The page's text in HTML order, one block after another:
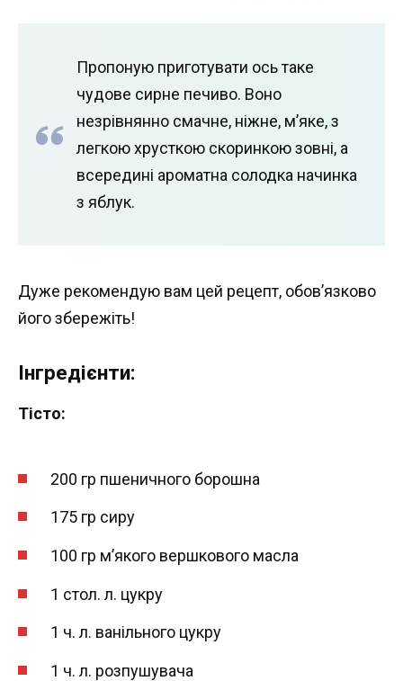
Пропоную приготувати ось таке
чудове сирне печиво. Воно
незрівнянно смачне, ніжне, м’яке, з
легкою хрусткою скоринкою зовні, а
всередині ароматна солодка начинка
з яблук.
Дуже рекомендую вам цей рецепт, обов’язково
його збережіть!
Інгредієнти:
Тісто:
200 гр пшеничного борошна
175 гр сиру
100 гр м’якого вершкового масла
1 стол. л. цукру
1 ч. л. ванільного цукру
1 ч. л. розпушувача